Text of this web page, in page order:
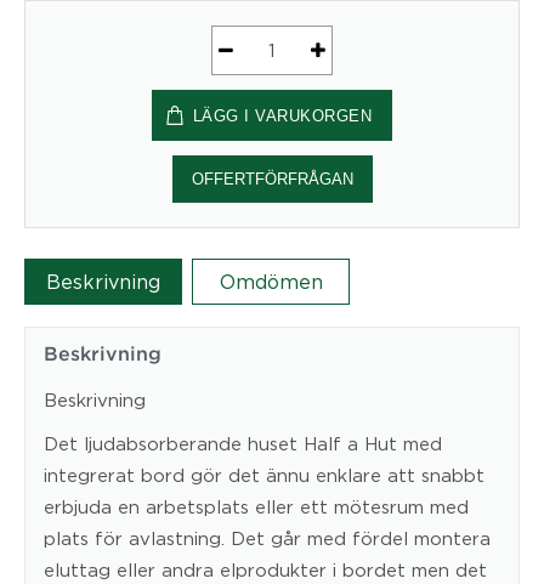
a
Hut
GEM
mängd
LÄGG I VARUKORGEN
OFFERTFÖRFRÅGAN
Beskrivning Omdömen
Beskrivning
Beskrivning
Det ljudabsorberande huset Half a Hut med
integrerat bord gör det ännu enklare att snabbt
erbjuda en arbetsplats eller ett mötesrum med
plats för avlastning. Det går med fördel montera
eluttag eller andra elprodukter i bordet men det